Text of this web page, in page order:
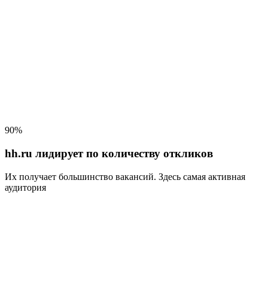
90%
hh.ru лидирует по количеству откликов
Их получает большинство вакансий. Здесь самая активная
аудитория